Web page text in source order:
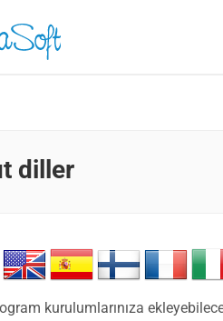
diller
kurulumlarınıza